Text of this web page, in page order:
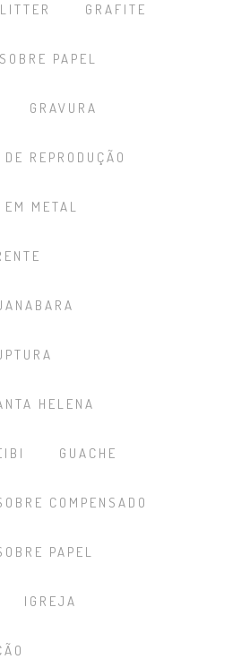
GRAFITE
PAPEL
GRAVURA
REPRODUÇÃO
EM METAL
HELENA
GUACHE
COMPENSADO
PAPEL
IGREJA